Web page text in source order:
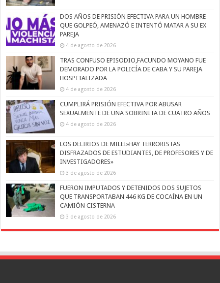
DOS AÑOS DE PRISIÓN EFECTIVA PARA UN HOMBRE
QUE GOLPEÓ, AMENAZÓ E INTENTÓ MATAR A SU EX
PAREJA
4 de agosto de 2026
TRAS CONFUSO EPISODIO,FACUNDO MOYANO FUE
DEMORADO POR LA POLICÍA DE CABA Y SU PAREJA
HOSPITALIZADA
4 de agosto de 2026
CUMPLIRÁ PRISIÓN EFECTIVA POR ABUSAR
SEXUALMENTE DE UNA SOBRINITA DE CUATRO AÑOS
4 de agosto de 2026
LOS DELIRIOS DE MILEI»HAY TERRORISTAS
DISFRAZADOS DE ESTUDIANTES, DE PROFESORES Y DE
INVESTIGADORES»
3 de agosto de 2026
FUERON IMPUTADOS Y DETENIDOS DOS SUJETOS
QUE TRANSPORTABAN 446 KG DE COCAÍNA EN UN
CAMIÓN CISTERNA
3 de agosto de 2026